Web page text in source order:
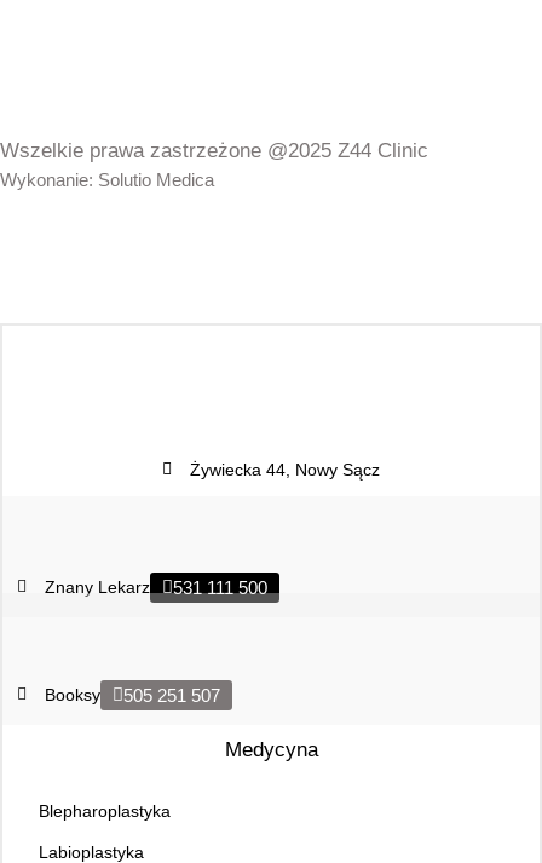
Wszelkie prawa zastrzeżone @2025 Z44 Clinic
Wykonanie: Solutio Medica
Żywiecka 44, Nowy Sącz
Znany Lekarz 531 111 500
Booksy 505 251 507
Medycyna
Blepharoplastyka
Labioplastyka